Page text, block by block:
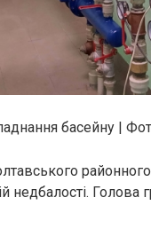
басейну |
недбалості. Голова